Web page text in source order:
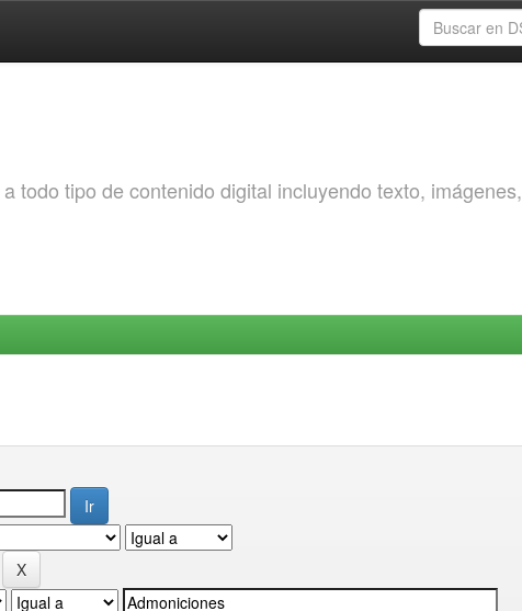
todo tipo de contenido digital incluyendo texto, imágenes,